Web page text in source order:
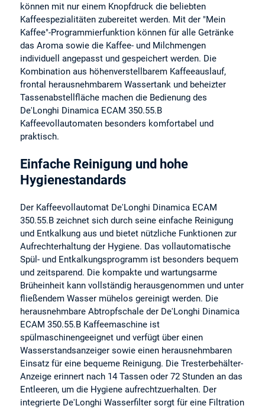
können mit nur einem Knopfdruck die beliebten
Kaffeespezialitäten zubereitet werden. Mit der "Mein
Kaffee"-Programmierfunktion können für alle Getränke
das Aroma sowie die Kaffee- und Milchmengen
individuell angepasst und gespeichert werden. Die
Kombination aus höhenverstellbarem Kaffeeauslauf,
frontal herausnehmbarem Wassertank und beheizter
Tassenabstellfläche machen die Bedienung des
De'Longhi Dinamica ECAM 350.55.B
Kaffeevollautomaten besonders komfortabel und
praktisch.
Einfache Reinigung und hohe
Hygienestandards
Der Kaffeevollautomat De'Longhi Dinamica ECAM
350.55.B zeichnet sich durch seine einfache Reinigung
und Entkalkung aus und bietet nützliche Funktionen zur
Aufrechterhaltung der Hygiene. Das vollautomatische
Spül- und Entkalkungsprogramm ist besonders bequem
und zeitsparend. Die kompakte und wartungsarme
Brüheinheit kann vollständig herausgenommen und unter
fließendem Wasser mühelos gereinigt werden. Die
herausnehmbare Abtropfschale der De'Longhi Dinamica
ECAM 350.55.B Kaffeemaschine ist
spülmaschinengeeignet und verfügt über einen
Wasserstandsanzeiger sowie einen herausnehmbaren
Einsatz für eine bequeme Reinigung. Die Tresterbehälter-
Anzeige erinnert nach 14 Tassen oder 72 Stunden an das
Entleeren, um die Hygiene aufrechtzuerhalten. Der
integrierte De'Longhi Wasserfilter sorgt für eine Filtration